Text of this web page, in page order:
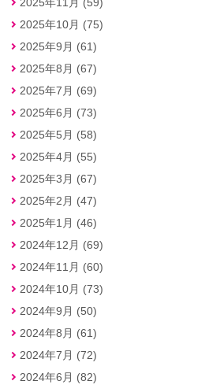
2025年10月 (75)
2025年9月 (61)
2025年8月 (67)
2025年7月 (69)
2025年6月 (73)
2025年5月 (58)
2025年4月 (55)
2025年3月 (67)
2025年2月 (47)
2025年1月 (46)
2024年12月 (69)
2024年11月 (60)
2024年10月 (73)
2024年9月 (50)
2024年8月 (61)
2024年7月 (72)
2024年6月 (82)